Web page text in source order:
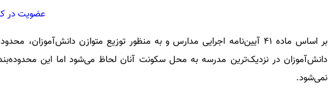
عضویت در
بر اساس ماده ۴۱ آیین‌نامه اجرایی مدارس و به منظور توزیع متوازن دانش‌آموزان،
دانش‌آموزان در نزدیک‌ترین مدرسه به محل سکونت آنان لحاظ می‌شود اما این
نمی‌شود.